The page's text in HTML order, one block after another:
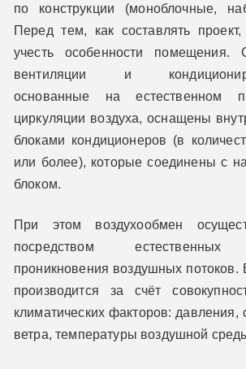
по конструкции (моноблочные,
Перед тем, как составлять проект,
учесть особенности помещения.
вентиляции и
основанные на естественном
циркуляции воздуха, оснащены
блоками кондиционеров (в
или более), которые соединены с
блоком.
При этом воздухообмен
посредством
проникновения воздушных потоков.
производится за счёт
климатических факторов: давления,
ветра, температуры воздушной